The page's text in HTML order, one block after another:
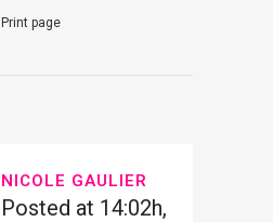
Print page
NICOLE GAULIER
Posted at 14:02h,